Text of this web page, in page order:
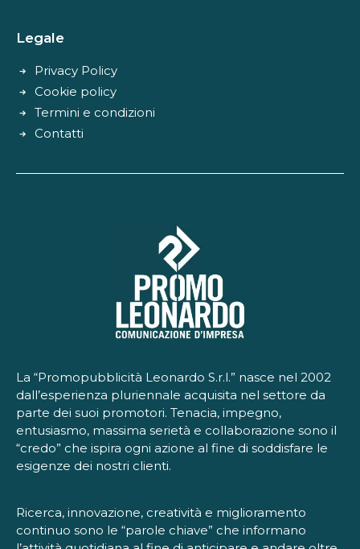
Legale
Privacy Policy
Cookie policy
Termini e condizioni
Contatti
La “Promopubblicità Leonardo S.r.l.” nasce nel 2002
dall’esperienza pluriennale acquisita nel settore da
parte dei suoi promotori. Tenacia, impegno,
entusiasmo, massima serietà e collaborazione sono il
“credo” che ispira ogni azione al fine di soddisfare le
esigenze dei nostri clienti.
Ricerca, innovazione, creatività e miglioramento
continuo sono le “parole chiave” che informano